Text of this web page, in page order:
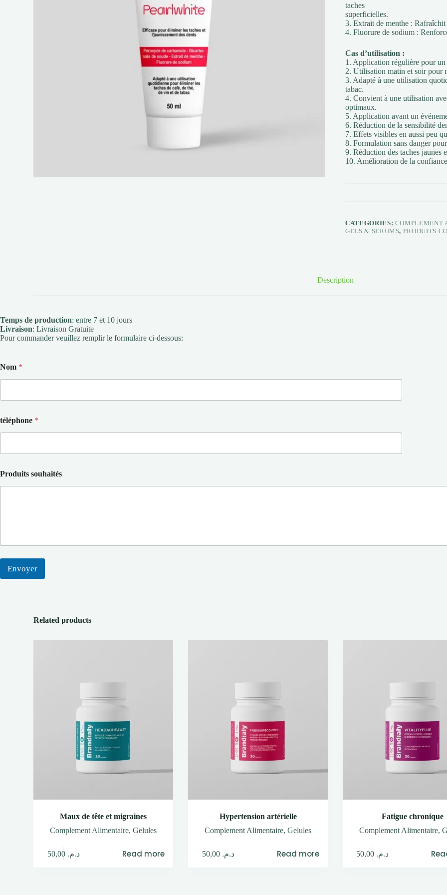
taches
superficielles.
3. Extrait de menthe : Rafraîchit
4. Fluorure de sodium :
Cas d’utilisation :
1. Application régulière pour
2. Utilisation matin et soir pour
3. Adapté à une utilisation
tabac.
4. Convient à une utilisation
optimaux.
5. Application avant un
6. Réduction de la sensibilité
7. Effets visibles en aussi peu
8. Formulation sans danger
9. Réduction des taches jaunes
10. Amélioration de la
CATEGORIES: COMPLEMENT
GELS & SERUMS, PRODUITS
Description
Temps de production: entre 7 et 10 jours
Livraison: Livraison Gratuite
Pour commander veuillez remplir le formulaire ci-dessous:
Nom *
téléphone *
Produits souhaités
Envoyer
Related products
Maux de tête et migraines
Complement Alimentaire,Gelules
د.م. 50,00 Read more
Hypertension artérielle
Complement Alimentaire,Gelules
د.م. 50,00 Read more
Fatigue chronique
Complement Alimentaire,
د.م.